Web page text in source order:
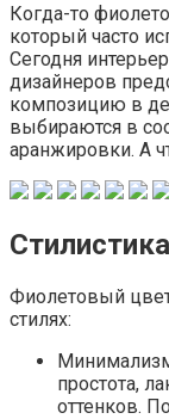
Когда-то
который часто
Сегодня
дизайнеров
композицию в
выбираются в
аранжировки. А
Стилистика
Фиолетовый
стилях:
простота,
оттенков.